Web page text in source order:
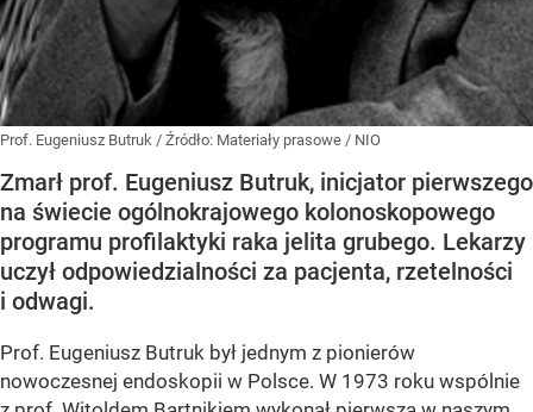
Prof. Eugeniusz Butruk / Źródło: Materiały prasowe / NIO
Zmarł prof. Eugeniusz Butruk, inicjator pierwszego
na świecie ogólnokrajowego kolonoskopowego
programu profilaktyki raka jelita grubego. Lekarzy
uczył odpowiedzialności za pacjenta, rzetelności
i odwagi.
Prof. Eugeniusz Butruk był jednym z pionierów
nowoczesnej endoskopii w Polsce. W 1973 roku wspólnie